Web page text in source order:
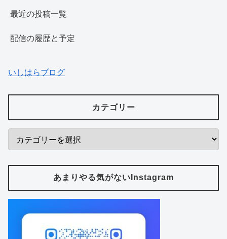
最近の投稿一覧
配信の履歴と予定
いしはらブログ
カテゴリー
あまりやる気がないInstagram